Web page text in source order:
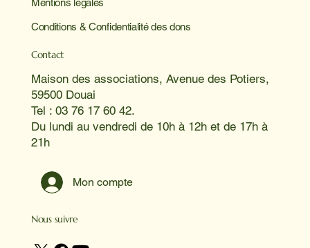
Mentions légales
Conditions & Confidentialité des dons
Contact
Maison des associations, Avenue des Potiers,
59500 Douai
Tel : 03 76 17 60 42.
Du lundi au vendredi de 10h à 12h et de 17h à
21h
Mon compte
Nous suivre